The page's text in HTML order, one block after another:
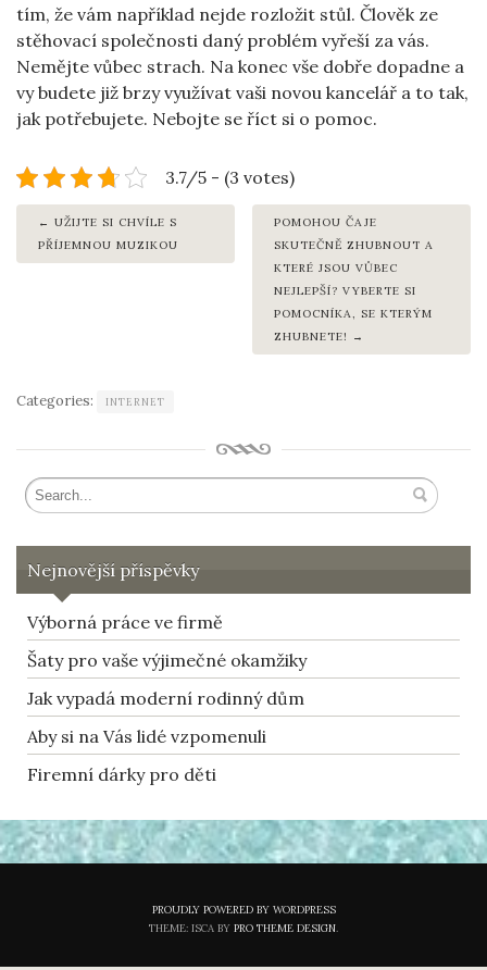
tím, že vám například nejde rozložit stůl. Člověk ze
stěhovací společnosti daný problém vyřeší za vás.
Nemějte vůbec strach. Na konec vše dobře dopadne a
vy budete již brzy využívat vaši novou kancelář a to tak,
jak potřebujete. Nebojte se říct si o pomoc.
3.7/5 - (3 votes)
UŽIJTE SI CHVÍLE S
PŘÍJEMNOU MUZIKOU
POMOHOU ČAJE
SKUTEČNĚ ZHUBNOUT A
KTERÉ JSOU VŮBEC
NEJLEPŠÍ? VYBERTE SI
POMOCNÍKA, SE KTERÝM
ZHUBNETE!
Categories: INTERNET
Nejnovější příspěvky
Výborná práce ve firmě
Šaty pro vaše výjimečné okamžiky
Jak vypadá moderní rodinný dům
Aby si na Vás lidé vzpomenuli
Firemní dárky pro děti
PROUDLY POWERED BY WORDPRESS
THEME: ISCA BY PRO THEME DESIGN.